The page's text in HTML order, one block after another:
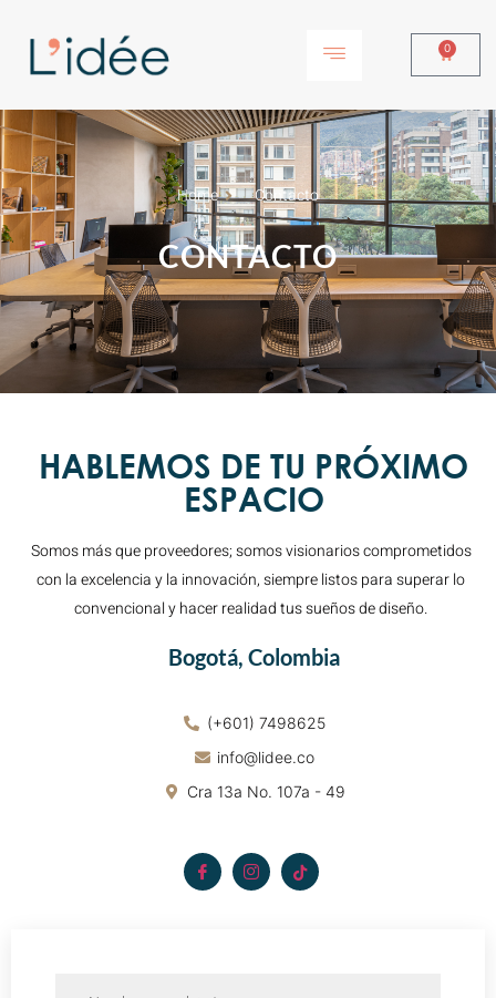
0
Home Contacto
CONTACTO
HABLEMOS DE TU PRÓXIMO
ESPACIO
Somos más que proveedores; somos visionarios comprometidos
con la excelencia y la innovación, siempre listos para superar lo
convencional y hacer realidad tus sueños de diseño.
Bogotá, Colombia
(+601) 7498625
info@lidee.co
Cra 13a No. 107a - 49